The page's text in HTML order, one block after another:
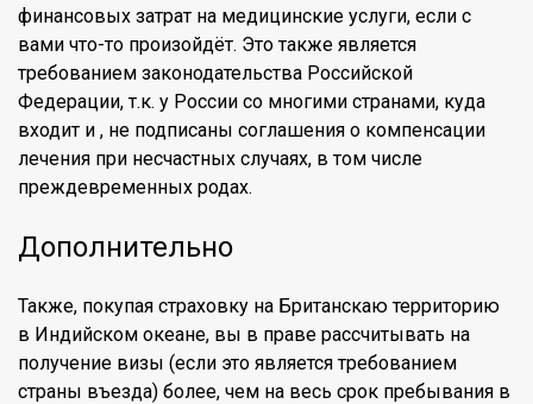
финансовых затрат на медицинские услуги, если с
вами что-то произойдёт. Это также является
требованием законодательства Российской
Федерации, т.к. у России со многими странами, куда
входит и , не подписаны соглашения о компенсации
лечения при несчастных случаях, в том числе
преждевременных родах.
Дополнительно
Также, покупая страховку на Британскаю территорию
в Индийском океане, вы в праве рассчитывать на
получение визы (если это является требованием
страны въезда) более, чем на весь срок пребывания в